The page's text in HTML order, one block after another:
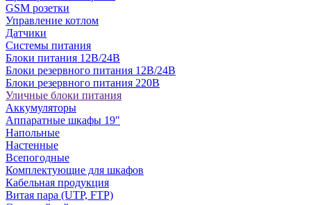
GSM розетки
Управление котлом
Датчики
Системы питания
Блоки питания 12В/24В
Блоки резервного питания 12В/24В
Блоки резервного питания 220В
Уличные блоки питания
Аккумуляторы
Аппаратные шкафы 19"
Напольные
Настенные
Всепогодные
Комплектующие для шкафов
Кабельная продукция
Витая пара (UTP, FTP)